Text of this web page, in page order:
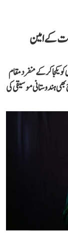
کے امین
یکجا کر کے منفرد مقام
ہندوستانی موسیقی کی